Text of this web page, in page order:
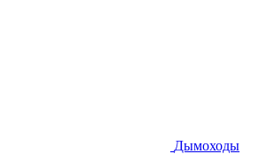
Дымоходы